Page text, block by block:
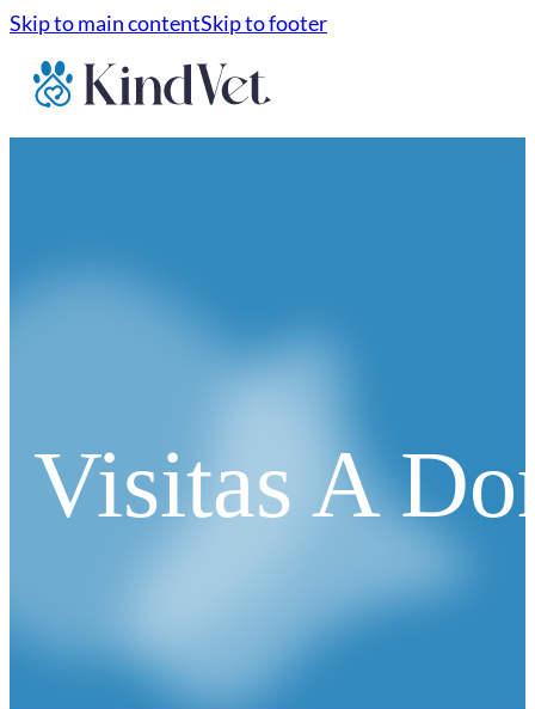
Skip to main contentSkip to footer
Visitas A